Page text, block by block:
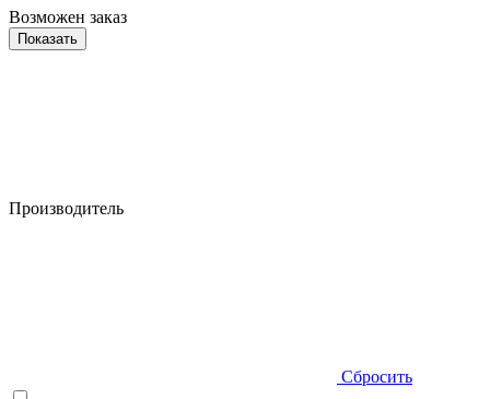
Возможен заказ
Показать
Производитель
Сбросить